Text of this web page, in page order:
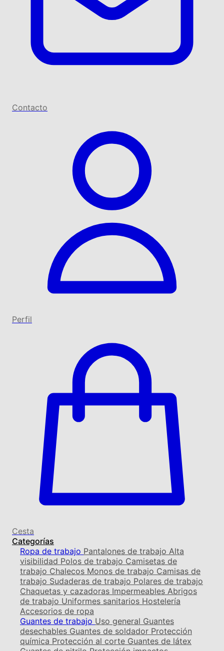
Contacto
Perfil
Cesta
Categorías
Ropa de trabajo Pantalones de trabajo Alta
visibilidad Polos de trabajo Camisetas de
trabajo Chalecos Monos de trabajo Camisas de
trabajo Sudaderas de trabajo Polares de trabajo
Chaquetas y cazadoras Impermeables Abrigos
de trabajo Uniformes sanitarios Hostelería
Accesorios de ropa
Guantes de trabajo Uso general Guantes
desechables Guantes de soldador Protección
química Protección al corte Guantes de látex